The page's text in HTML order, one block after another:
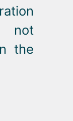
not
the